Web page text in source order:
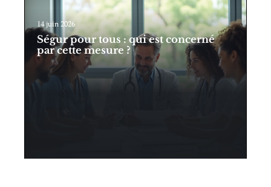
14 juin 2026
Ségur pour tous : qui est concerné
par cette mesure ?